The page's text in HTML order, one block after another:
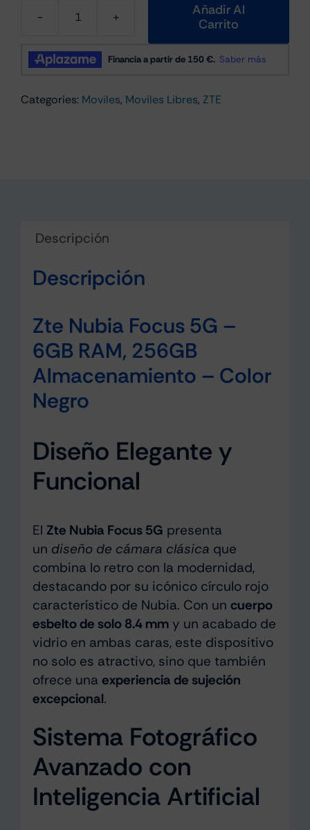
Zte
Focus
6.6"
Añadir Al
Carrito
Categories: Moviles, Moviles Libres, ZTE
Descripción
Descripción
Zte Nubia Focus 5G –
6GB RAM, 256GB
Almacenamiento – Color
Negro
Diseño Elegante y
Funcional
El Zte Nubia Focus 5G presenta
un diseño de cámara clásica que
combina lo retro con la modernidad,
destacando por su icónico círculo rojo
característico de Nubia. Con un cuerpo
esbelto de solo 8.4 mmy un acabado de
vidrio en ambas caras, este dispositivo
no solo es atractivo, sino que también
ofrece una experiencia de sujeción
excepcional.
Sistema Fotográfico
Avanzado con
Inteligencia Artificial